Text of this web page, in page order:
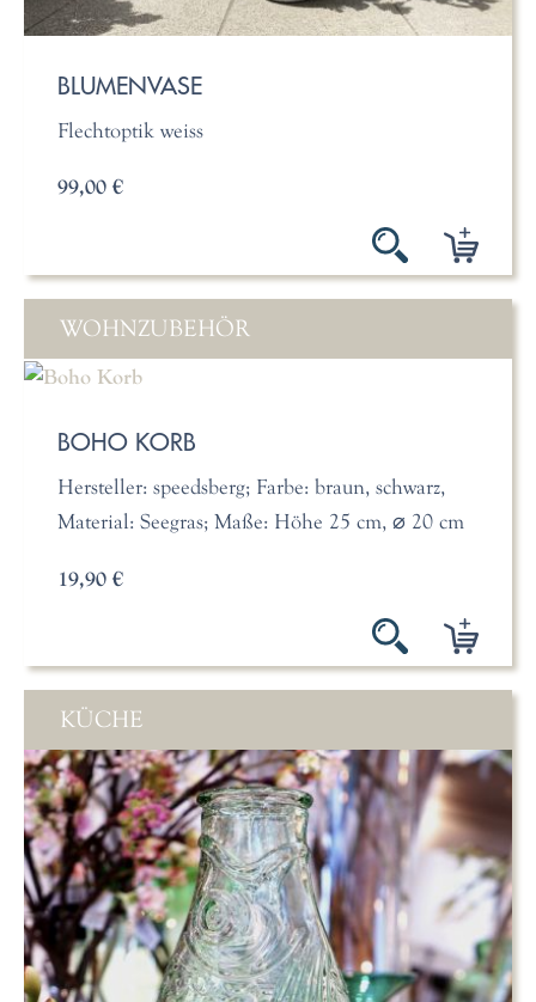
BLUMENVASE
Flechtoptik weiss
99,00 €
WOHNZUBEHÖR
BOHO KORB
Hersteller: speedsberg; Farbe: braun, schwarz,
Material: Seegras; Maße: Höhe 25 cm, ⌀ 20 cm
19,90 €
KÜCHE